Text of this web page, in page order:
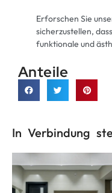
Erforschen Sie
sicherzustellen,
funktionale und
Anteile
In Verbindung